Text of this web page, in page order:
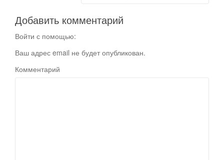
Добавить комментарий
Войти с помощью:
Ваш адрес email не будет опубликован.
Комментарий